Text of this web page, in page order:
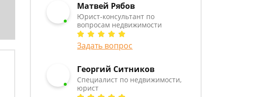
Матвей Рябов
Юрист-консультант по
вопросам недвижимости
Задать вопрос
Георгий Ситников
Специалист по недвижимости,
юрист